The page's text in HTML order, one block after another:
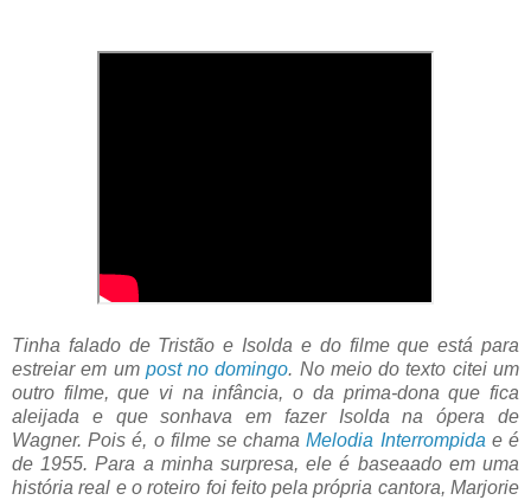
Tinha falado de Tristão e Isolda e do filme que está para
estreiar em um post no domingo. No meio do texto citei um
outro filme, que vi na infância, o da prima-dona que fica
aleijada e que sonhava em fazer Isolda na ópera de
Wagner. Pois é, o filme se chamaMelodia Interrompida e é
de 1955. Para a minha surpresa, ele é baseaado em uma
história real e o roteiro foi feito pela própria cantora, Marjorie